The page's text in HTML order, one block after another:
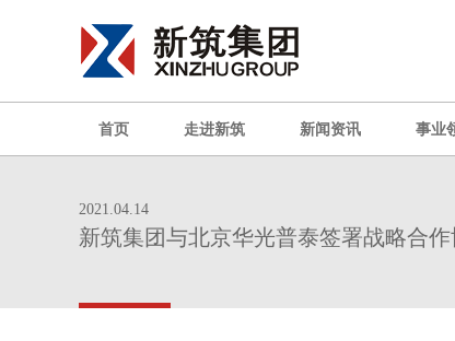
首页 走进新筑 新闻资讯 事业
2021.04.14
新筑集团与北京华光普泰签署战略合作